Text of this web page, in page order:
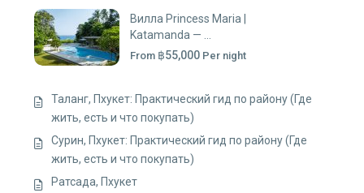
Вилла Princess Maria |
Katamanda — ...
From ฿55,000 Per night
Таланг, Пхукет: Практический гид по району (Где
жить, есть и что покупать)
Сурин, Пхукет: Практический гид по району (Где
жить, есть и что покупать)
Ратсада, Пхукет